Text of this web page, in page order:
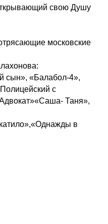
свою Душу
московские
сын», «Балабол-4»,
с
Таня»,
в